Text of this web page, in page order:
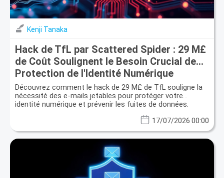
Kenji Tanaka
Hack de TfL par Scattered Spider : 29 M£
de Coût Soulignent le Besoin Crucial de
Protection de l'Identité Numérique
Découvrez comment le hack de 29 M£ de TfL souligne la
nécessité des e-mails jetables pour protéger votre
identité numérique et prévenir les fuites de données.
17/07/2026 00:00